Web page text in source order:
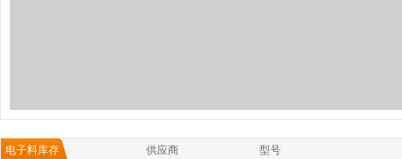
电子料库存 供应商
型号